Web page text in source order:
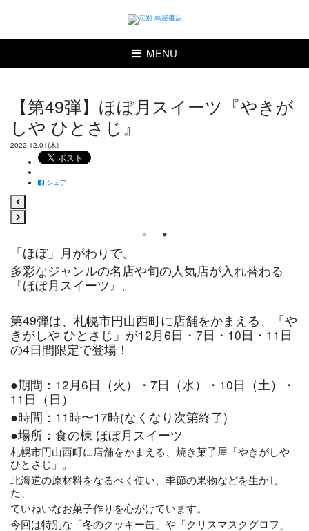
MENU
【第49弾】ほぼ月スイーツ『やきが
しや ひとさじ』
2022.12.01(木)
シェア
「ほぼ」月がわりで、
多彩なジャンルの名店や旬の人気店が入れ替わる
『ほぼ月スイーツ』。
第49弾は、札幌市円山西町に店舗をかまえる、「や
きがしや ひとさじ」が12月6日・7日・10日・11日
の4日間限定で登場！
●期間：12月6日（火）・7日（水）・10日（土）・
11日（日）
●時間：11時〜17時(なくなり次第終了)
●場所：食の棟 ほぼ月スイーツ
札幌市円山西町に店舗をかまえる、焼き菓子屋「やきがしや
ひとさじ」。
北海道の原材料をなるべく使い、季節の果物などを生かし
た、
ていねいなお菓子作りを心がけています。
今回は特別な「冬のクッキー缶」や「クリスマスクグロフ」